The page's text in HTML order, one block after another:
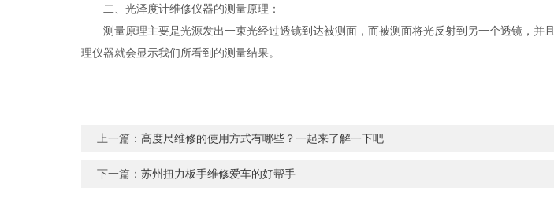
二、光泽度计维修仪器的测量原理：
测量原理主要是光源发出一束光经过透镜到达被测面，而被测面将光反射到另一个透镜，并
理仪器就会显示我们所看到的测量结果。
上一篇：高度尺维修的使用方式有哪些？一起来了解一下吧
下一篇：苏州扭力板手维修爱车的好帮手